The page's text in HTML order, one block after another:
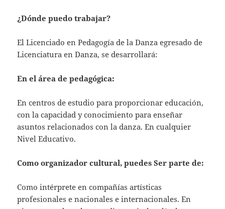
¿Dónde puedo trabajar?
El Licenciado en Pedagogía de la Danza egresado de
Licenciatura en Danza, se desarrollará:
En el área depedagógica:
En centros de estudio para proporcionar educación,
con la capacidad y conocimiento para enseñar
asuntos relacionados con la danza. En cualquier
Nivel Educativo.
Como organizador cultural, puedesSer parte de:
Como intérprete en compañías artísticas
profesionales e nacionales e internacionales. En